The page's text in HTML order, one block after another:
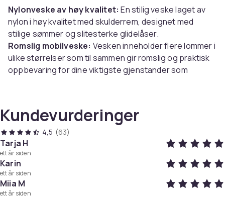
Nylonveske av høy kvalitet: En stilig veske laget av
nylon i høy kvalitet med skulderrem, designet med
stilige sømmer og slitesterke glidelåser.
Romslig mobilveske: Vesken inneholder flere lommer i
ulike størrelser som til sammen gir romslig og praktisk
oppbevaring for dine viktigste gjenstander som
du kan bære vesken på flere forskjellige måter. Brukes
som skulderveske, vanlig veske, eller så kan den bare
henge løst rundt halsen!
Spesifikasjoner:
Farge: Sort
Materiale: Nylon
Kundevurderinger
4,5 (63)
Tarja H
ett år siden
Karin
ett år siden
Miia M
ett år siden